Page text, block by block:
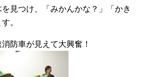
見つけ、「みかんかな？」「かき
。
防車が見えて大興奮！